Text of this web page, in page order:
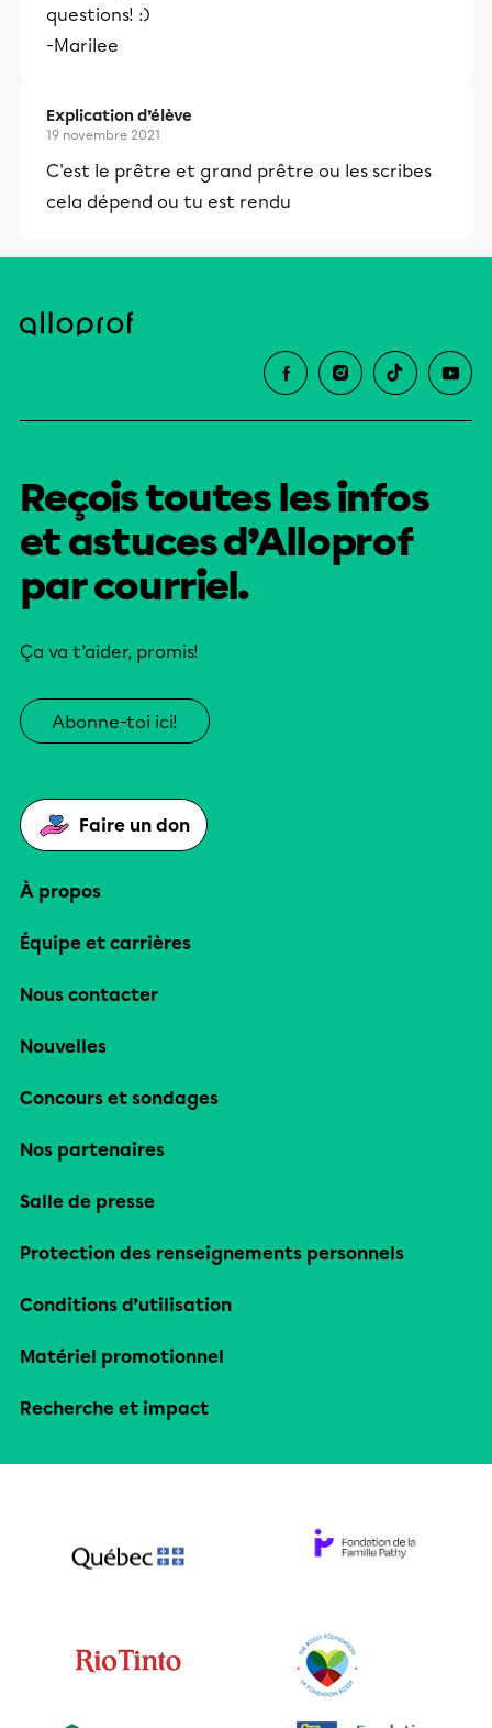
questions! :)
-Marilee
Explication d’élève
19 novembre 2021
C'est le prêtre et grand prêtre ou les scribes
cela dépend ou tu est rendu
Reçois toutes les infos
et astuces d’Alloprof
par courriel.
Ça va t’aider, promis!
Abonne-toi ici!
Faire un don
À propos
Équipe et carrières
Nous contacter
Nouvelles
Concours et sondages
Nos partenaires
Salle de presse
Protection des renseignements personnels
Conditions d’utilisation
Matériel promotionnel
Recherche et impact